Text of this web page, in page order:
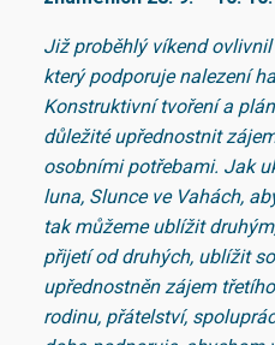
Již proběhlý víkend
který podporuje nalezení
Konstruktivní tvoření a
důležité upřednostnit
osobními potřebami. Jak
luna, Slunce ve Vahách,
tak můžeme ublížit
přijetí od druhých, ublížit
upřednostněn zájem
rodinu, přátelství,